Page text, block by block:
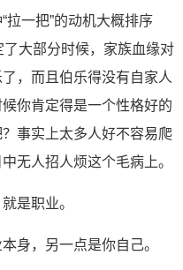
拉一把”的动机大概排序
大部分时候，家族血缘对
，而且伯乐得没有自家人
你肯定得是一个性格好的
事实上太多人好不容易爬
无人招人烦这个毛病上。
是职业。
身，另一点是你自己。